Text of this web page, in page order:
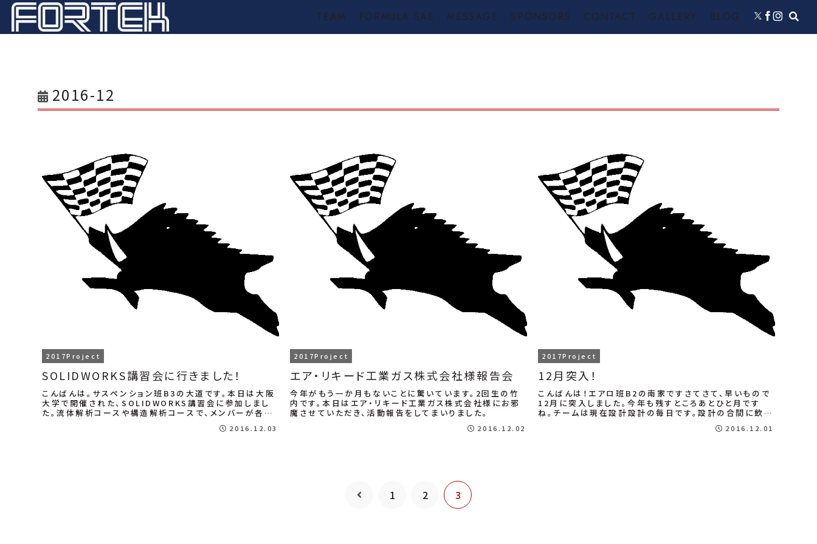
TEAM FORMULA SAE MESSAGE SPONSORS CONTACT GALLERY BLOG
2016-12
2017Project
SOLIDWORKS講習会に行きました！
こんばんは。サスペンション班B3の大道です。本日は大阪
大学で開催された、SOLIDWORKS講習会に参加しまし
た。流体解析コースや構造解析コースで、メンバーが各々
2016.12.03
2017Project
エア・リキード工業ガス株式会社様報告会
今年がもう一か月もないことに驚いています。2回生の竹
内です。本日はエア・リキード工業ガス株式会社様にお邪
魔させていただき、活動報告をしてまいりました。
2016.12.02
2017Project
12月突入！
こんばんは！エアロ班B2の南家ですさてさて、早いもので
12月に突入しました。今年も残すところあとひと月です
ね。チームは現在設計設計の毎日です。設計の合間に飲む
2016.12.01
前
1 2 3